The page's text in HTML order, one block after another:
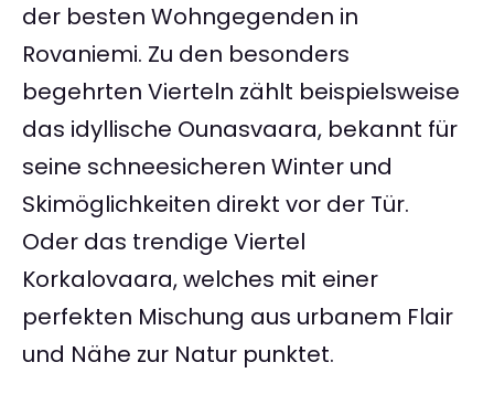
der besten Wohngegenden in
Rovaniemi. Zu den besonders
begehrten Vierteln zählt beispielsweise
das idyllische Ounasvaara, bekannt für
seine schneesicheren Winter und
Skimöglichkeiten direkt vor der Tür.
Oder das trendige Viertel
Korkalovaara, welches mit einer
perfekten Mischung aus urbanem Flair
und Nähe zur Natur punktet.